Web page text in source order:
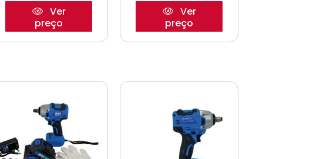
Ver
preço
Ver
preço